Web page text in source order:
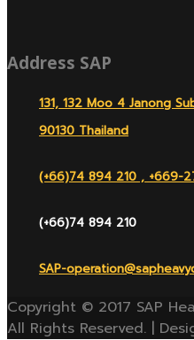
Address SAP
131, 132 Moo 4 Janong
90130 Thailand
(+66)74 894 210 , +669-
(+66)74 894 210
SAP-
Copyright © 2017 SAP
All Rights Reserved. |